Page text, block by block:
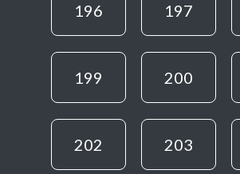
196 197
199 200
202 203